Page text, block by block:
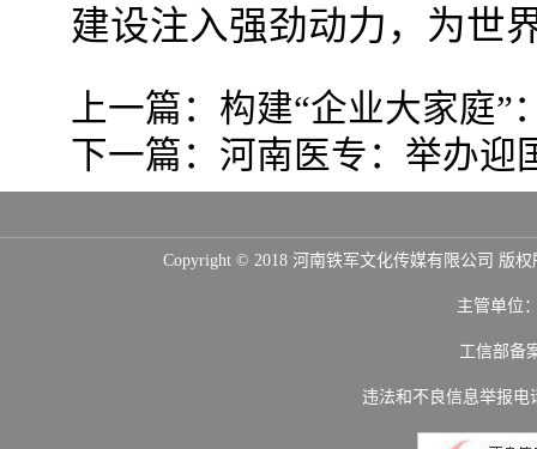
建设注入强劲动力，为世
上一篇： 构建“企业大家庭”
下一篇： 河南医专：举办迎
Copyright © 2018 河南铁军文化传媒有限公司 版
主管单位
工信部备
违法和不良信息举报